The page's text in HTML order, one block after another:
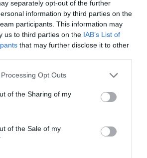
separately opt-out of the further
information by third parties on the
participants. This information may
us to third parties on the IAB’s List of
that may further disclose it to other
Opt Outs
of the Sharing of my
of the Sale of my
disparition au Brésil qui
jaguar, un caïman ou un perroquet
auriverdes. Ce tatou a désormais
par les 1,7 millions d’internautes
la consultation. A 48%, Fuleco
(31%) et Amijubi (21%). Le nom
la volonté de la FIFA d’allier
et d’encourager les populations à